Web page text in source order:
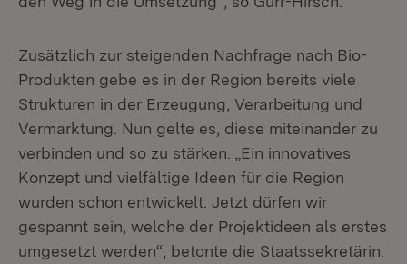
Zusätzlich zur steigenden Nachfrage nach Bio-
Produkten gebe es in der Region bereits viele
Strukturen in der Erzeugung, Verarbeitung und
Vermarktung. Nun gelte es, diese miteinander zu
verbinden und so zu stärken. „Ein innovatives
Konzept und vielfältige Ideen für die Region
wurden schon entwickelt. Jetzt dürfen wir
gespannt sein, welche der Projektideen als erstes
umgesetzt werden“, betonte die Staatssekretärin.